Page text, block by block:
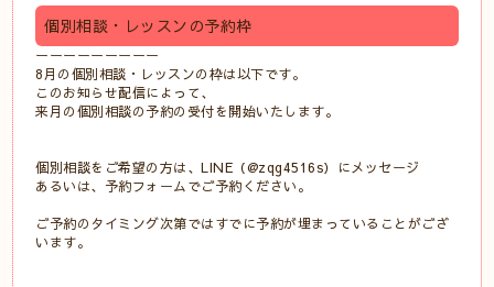
個別相談・レッスンの予約枠
ーーーーーーーーー
8月の個別相談・レッスンの枠は以下です。
このお知らせ配信によって、
来月の個別相談の予約の受付を開始いたします。
個別相談をご希望の方は、LINE（@zqg4516s）にメッセージ
あるいは、予約フォームでご予約ください。
ご予約のタイミング次第ではすでに予約が埋まっていることがござ
います。